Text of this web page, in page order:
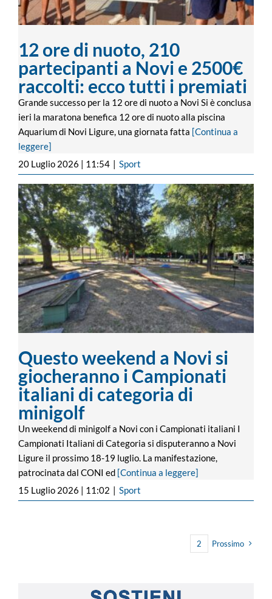
12 ore di nuoto, 210
partecipanti a Novi e 2500€
raccolti: ecco tutti i premiati
Grande successo per la 12 ore di nuoto a Novi Si è conclusa
ieri la maratona benefica 12 ore di nuoto alla piscina
Aquarium di Novi Ligure, una giornata fatta [Continua a
leggere]
20 Luglio 2026 | 11:54 | Sport
Questo weekend a Novi si giocheranno i
Campionati italiani di categoria di
minigolf
Questo weekend a Novi si
giocheranno i Campionati
italiani di categoria di
minigolf
Un weekend di minigolf a Novi con i Campionati italiani I
Campionati Italiani di Categoria si disputeranno a Novi
Ligure il prossimo 18-19 luglio. La manifestazione,
patrocinata dal CONI ed [Continua a leggere]
15 Luglio 2026 | 11:02 | Sport
2 Prossimo